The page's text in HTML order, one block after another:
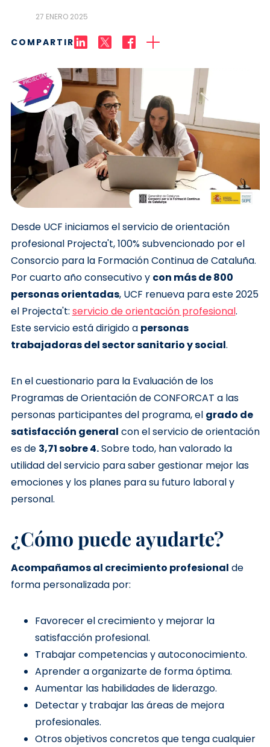
27 ENERO 2025
COMPARTIR
Desde UCF iniciamos el servicio de orientación
profesional Projecta't, 100% subvencionado por el
Consorcio para la Formación Continua de Cataluña.
Por cuarto año consecutivo y con más de 800
personas orientadas, UCF renueva para este 2025
el Projecta't: servicio de orientación profesional.
Este servicio está dirigido a personas
trabajadoras del sector sanitario y social.
En el cuestionario para la Evaluación de los
Programas de Orientación de CONFORCAT a las
personas participantes del programa, el grado de
satisfacción general con el servicio de orientación
es de 3,71 sobre 4.Sobre todo, han valorado la
utilidad del servicio para saber gestionar mejor las
emociones y los planes para su futuro laboral y
personal.
¿Cómo puede ayudarte?
Acompañamos al crecimiento profesional de
forma personalizada por:
Favorecer el crecimiento y mejorar la
satisfacción profesional.
Trabajar competencias y autoconocimiento.
Aprender a organizarte de forma óptima.
Aumentar las habilidades de liderazgo.
Detectar y trabajar las áreas de mejora
profesionales.
Otros objetivos concretos que tenga cualquier